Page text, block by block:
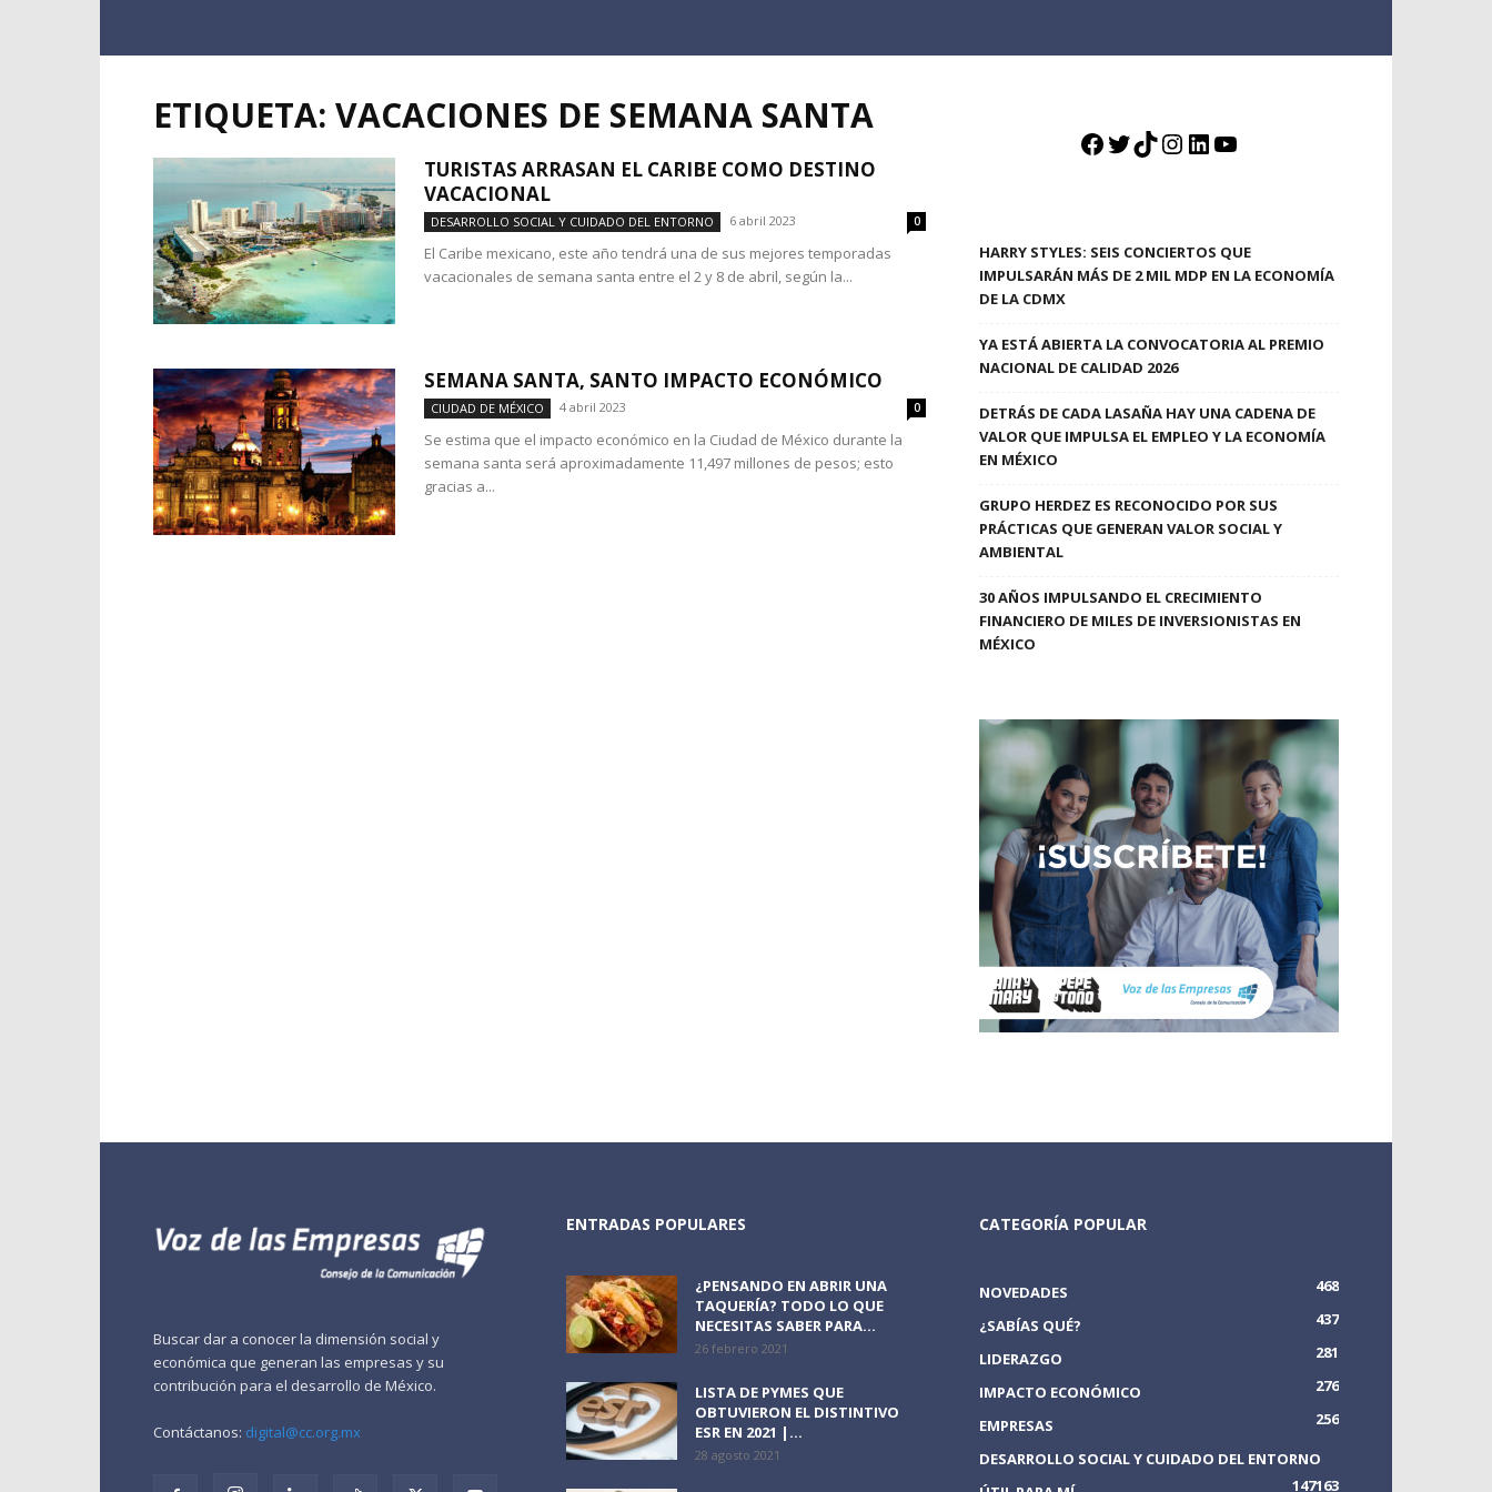
ETIQUETA: VACACIONES DE SEMANA SANTA
TURISTAS ARRASAN EL CARIBE COMO DESTINO
VACACIONAL
DESARROLLO SOCIAL Y CUIDADO DEL ENTORNO 6 abril 2023 0
El Caribe mexicano, este año tendrá una de sus mejores temporadas
vacacionales de semana santa entre el 2 y 8 de abril, según la...
SEMANA SANTA, SANTO IMPACTO ECONÓMICO
CIUDAD DE MÉXICO 4 abril 2023 0
Se estima que el impacto económico en la Ciudad de México durante la
semana santa será aproximadamente 11,497 millones de pesos; esto
gracias a...
Facebook
Twitter
TikTok
Instagram
LinkedIn
YouTube
HARRY STYLES: SEIS CONCIERTOS QUE
IMPULSARÁN MÁS DE 2 MIL MDP EN LA ECONOMÍA
DE LA CDMX
YA ESTÁ ABIERTA LA CONVOCATORIA AL PREMIO
NACIONAL DE CALIDAD 2026
DETRÁS DE CADA LASAÑA HAY UNA CADENA DE
VALOR QUE IMPULSA EL EMPLEO Y LA ECONOMÍA
EN MÉXICO
GRUPO HERDEZ ES RECONOCIDO POR SUS
PRÁCTICAS QUE GENERAN VALOR SOCIAL Y
AMBIENTAL
30 AÑOS IMPULSANDO EL CRECIMIENTO
FINANCIERO DE MILES DE INVERSIONISTAS EN
MÉXICO
Buscar dar a conocer la dimensión social y
económica que generan las empresas y su
contribución para el desarrollo de México.
Contáctanos: digital@cc.org.mx
ENTRADAS POPULARES
¿PENSANDO EN ABRIR UNA
TAQUERÍA? TODO LO QUE
NECESITAS SABER PARA...
26 febrero 2021
LISTA DE PYMES QUE
OBTUVIERON EL DISTINTIVO
ESR EN 2021 |...
28 agosto 2021
CATEGORÍA POPULAR
NOVEDADES
468
¿SABÍAS QUÉ?
437
LIDERAZGO
281
IMPACTO ECONÓMICO
276
EMPRESAS
256
DESARROLLO SOCIAL Y CUIDADO DEL ENTORNO
163
147